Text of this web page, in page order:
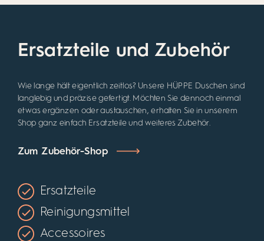
Ersatzteile und Zubehör
Wie lange hält eigentlich zeitlos? Unsere HÜPPE Duschen sind
langlebig und präzise gefertigt. Möchten Sie dennoch einmal
etwas ergänzen oder austauschen, erhalten Sie in unserem
Shop ganz einfach Ersatzteile und weiteres Zubehör.
Zum Zubehör-Shop
Ersatzteile
Reinigungsmittel
Accessoires